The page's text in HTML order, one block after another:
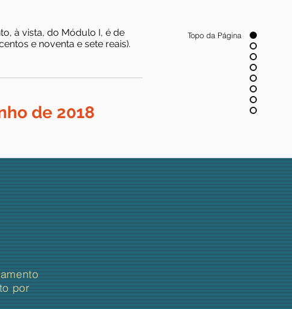
Topo da Página
à vista, do Módulo I, é de
e noventa e sete reais).
de 2018
por